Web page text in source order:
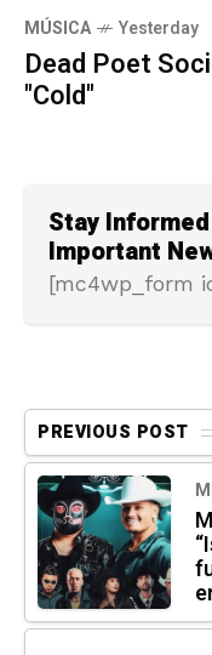
MÚSICA Yesterday
Dead Poet
"Cold"
Stay
Important
[mc4wp_form
PREVIOUS POST